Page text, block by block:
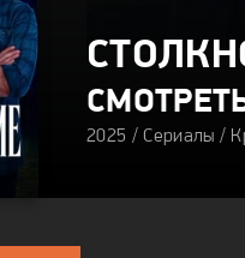
2025 /Сериалы /